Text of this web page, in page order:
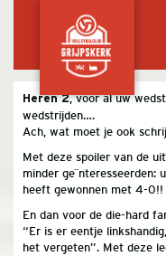
Heren 2, voor al uw
wedstrijden….
Ach, wat moet je ook
Met deze spoiler van de
minder geïnteresseerden:
heeft gewonnen met 4-0!!
En dan voor de die-hard
“Er is er eentje
het vergeten”. Met deze